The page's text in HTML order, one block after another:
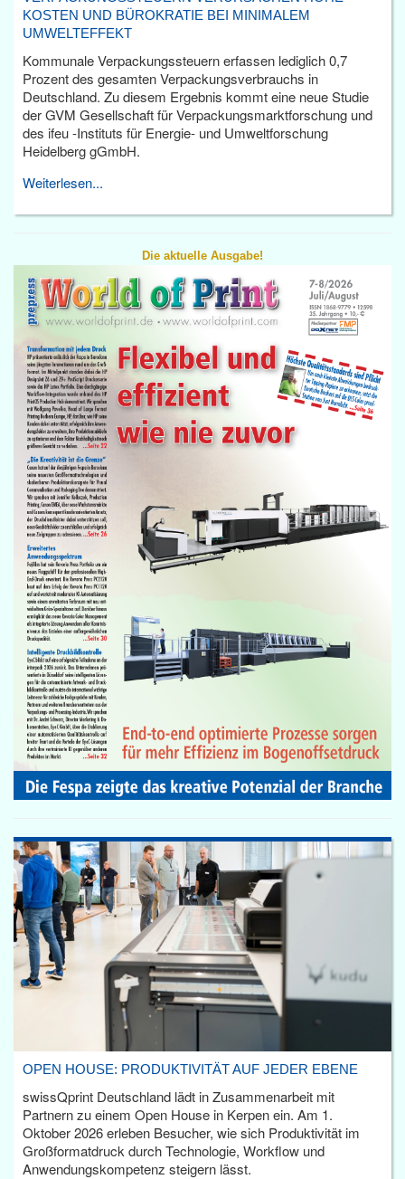
KOSTEN UND BÜROKRATIE BEI MINIMALEM
UMWELTEFFEKT
Kommunale Verpackungssteuern erfassen lediglich 0,7
Prozent des gesamten Verpackungsverbrauchs in
Deutschland. Zu diesem Ergebnis kommt eine neue Studie
der GVM Gesellschaft für Verpackungsmarktforschung und
des ifeu -Instituts für Energie- und Umweltforschung
Heidelberg gGmbH.
Weiterlesen...
Die aktuelle Ausgabe!
OPEN HOUSE: PRODUKTIVITÄT AUF JEDER EBENE
swissQprint Deutschland lädt in Zusammenarbeit mit
Partnern zu einem Open House in Kerpen ein. Am 1.
Oktober 2026 erleben Besucher, wie sich Produktivität im
Großformatdruck durch Technologie, Workflow und
Anwendungskompetenz steigern lässt.